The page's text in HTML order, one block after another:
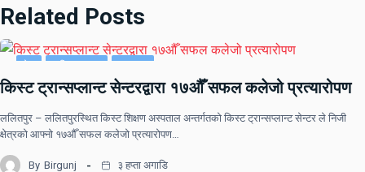
Related Posts
किस्ट ट्रान्सप्लान्ट सेन्टरद्वारा १७औँ सफल कलेजो प्रत्यारोपण
ललितपुर – ललितपुरस्थित किस्ट शिक्षण अस्पताल अन्तर्गतको किस्ट ट्रान्सप्लान्ट सेन्टर ले निजी
क्षेत्रको आफ्नो १७औँ सफल कलेजो प्रत्यारोपण…
By Birgunj ३ हप्ता अगाडि